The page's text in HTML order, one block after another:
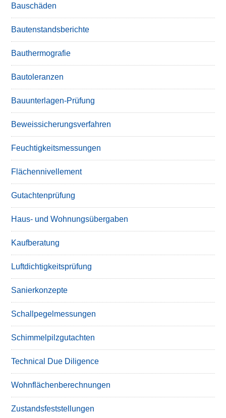
Bauschäden
Bautenstandsberichte
Bauthermografie
Bautoleranzen
Bauunterlagen-Prüfung
Beweissicherungsverfahren
Feuchtigkeitsmessungen
Flächennivellement
Gutachtenprüfung
Haus- und Wohnungsübergaben
Kaufberatung
Luftdichtigkeitsprüfung
Sanierkonzepte
Schallpegelmessungen
Schimmelpilzgutachten
Technical Due Diligence
Wohnflächenberechnungen
Zustandsfeststellungen